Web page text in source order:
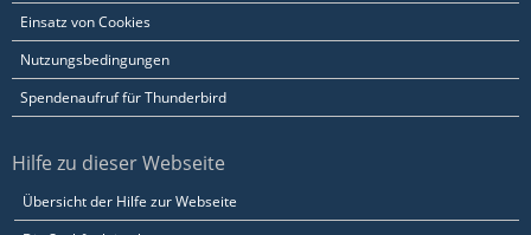
Einsatz von Cookies
Nutzungsbedingungen
Spendenaufruf für Thunderbird
Hilfe zu dieser Webseite
Übersicht der Hilfe zur Webseite